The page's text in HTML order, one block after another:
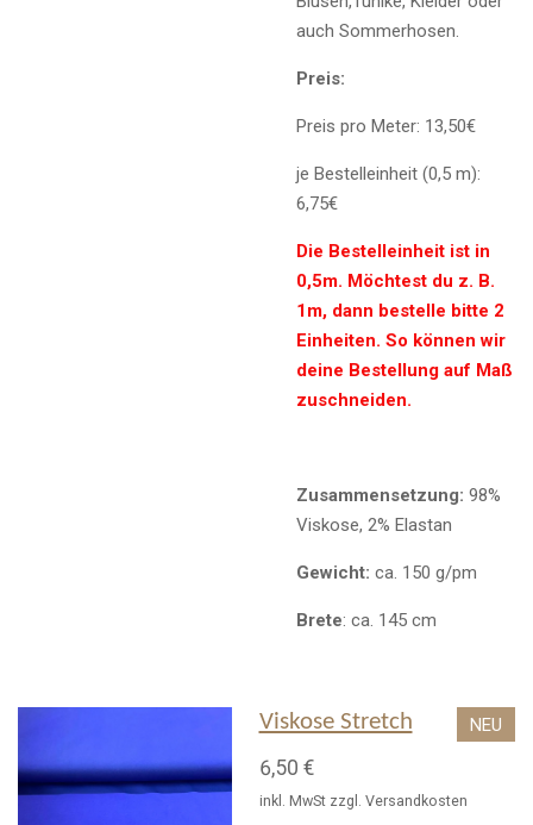
auch Sommerhosen.
Preis:
Preis pro Meter: 13,50€
je Bestelleinheit (0,5 m):
6,75€
Die Bestelleinheit ist in
0,5m. Möchtest du z. B.
1m, dann bestelle bitte 2
Einheiten. So können wir
deine Bestellung auf Maß
zuschneiden.
Zusammensetzung: 98%
Viskose, 2% Elastan
Gewicht: ca. 150 g/pm
Brete: ca. 145 cm
NEU
Viskose Stretch
6,50 €
inkl. MwSt zzgl. Versandkosten